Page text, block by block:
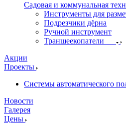
Садовая и коммунальная
Инструменты для
Подрезчики дёрна
Ручной инструмент
Траншеекопатели
Акции
Проекты
Системы автоматического
Новости
Галерея
Цены